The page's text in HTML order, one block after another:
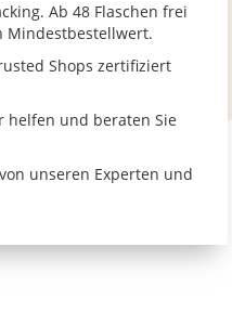
Ab 48 Flaschen frei
Mindestbestellwert.
Shops zertifiziert
helfen und beraten Sie
unseren Experten und